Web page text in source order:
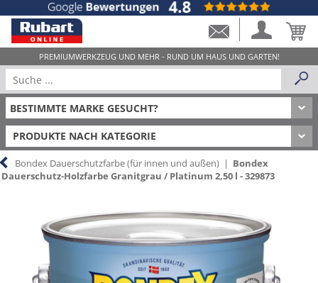
PRODUKTE NACH KATEGORIE
Bondex Dauerschutzfarbe (für innen und außen) | Bondex
Dauerschutz-Holzfarbe Granitgrau / Platinum 2,50 l - 329873